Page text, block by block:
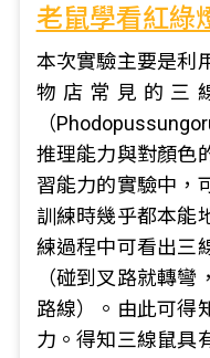
老鼠學看紅綠
本次實驗主要是利
物店常見的三
（
推理能力與對顏色
習能力的實驗中，
訓練時幾乎都本能
練過程中可看出三
（碰到叉路就轉
路線）。由此可得
力。得知三線鼠具